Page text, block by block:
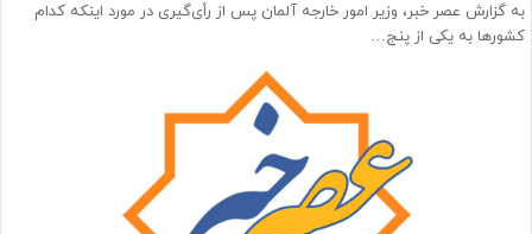
به گزارش عصر خبر، وزیر امور خارجه آلمان پس از رأی‌گیری در مورد اینکه کدام
کشورها به یکی از پنج…